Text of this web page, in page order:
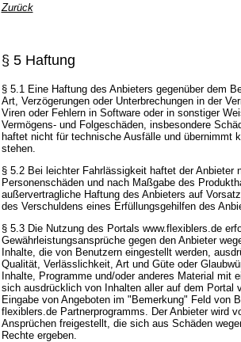
Zurück
§ 5 Haftung
§ 5.1 Eine Haftung des Anbieters gegenüber dem
Art, Verzögerungen oder Unterbrechungen in der
Viren oder Fehlern in Software oder in sonstiger
Vermögens- und Folgeschäden, insbesondere
haftet nicht für technische Ausfälle und übernimmt
stehen.
§ 5.2 Bei leichter Fahrlässigkeit haftet der Anbieter
Personenschäden und nach Maßgabe des
außervertragliche Haftung des Anbieters auf
des Verschuldens eines Erfüllungsgehilfen des
§ 5.3 Die Nutzung des Portals www.flexiblers.de
Gewährleistungsansprüche gegen den Anbieter
Inhalte, die von Benutzern eingestellt werden,
Qualität, Verlässlichkeit, Art und Güte oder
Inhalte, Programme und/oder anderes Material mit
sich ausdrücklich von Inhalten aller auf dem Portal
Eingabe von Angeboten im "Bemerkung" Feld von
flexiblers.de Partnerprogramms. Der Anbieter wird
Ansprüchen freigestellt, die sich aus Schäden
Rechte ergeben.